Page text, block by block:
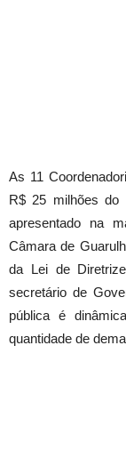
As 11
R$ 25 milhões do
apresentado na
Câmara de
da Lei de
secretário de
pública é
quantidade de